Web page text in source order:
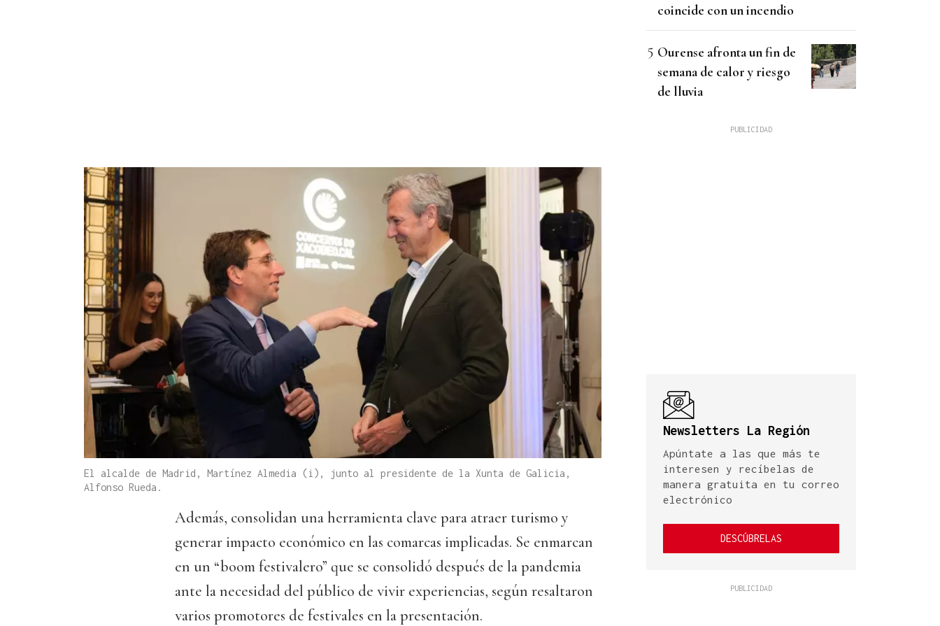
El alcalde de Madrid, Martínez Almedia (i), junto al presidente de la Xunta de Galicia,
Alfonso Rueda.
Además, consolidan una herramienta clave para atraer turismo y
generar impacto económico en las comarcas implicadas. Se enmarcan
en un “boom festivalero” que se consolidó después de la pandemia
ante la necesidad del público de vivir experiencias, según resaltaron
varios promotores de festivales en la presentación.
coincide con un incendio
Ourense afronta un fin de
semana de calor y riesgo
de lluvia
Newsletters La Región
Apúntate a las que más te
interesen y recíbelas de
manera gratuita en tu correo
electrónico
DESCÚBRELAS